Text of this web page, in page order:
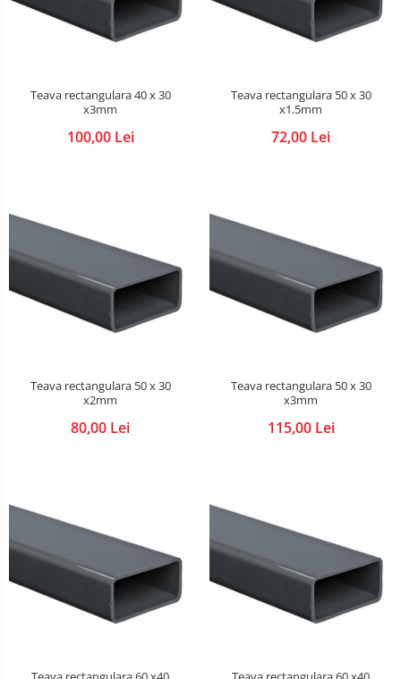
Teava rectangulara 40 x 30
x3mm
100,00 Lei
Teava rectangulara 50 x 30
x1.5mm
72,00 Lei
Teava rectangulara 50 x 30
x2mm
80,00 Lei
Teava rectangulara 50 x 30
x3mm
115,00 Lei